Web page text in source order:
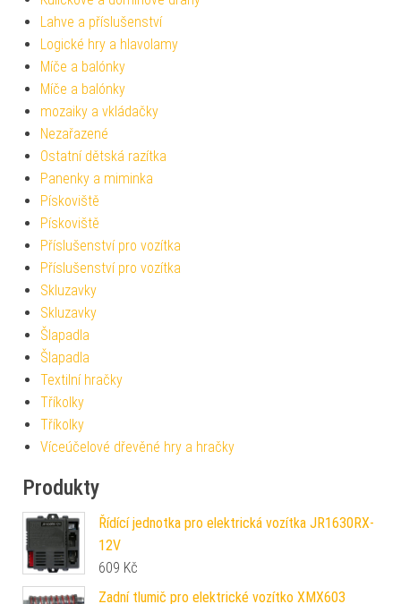
Lahve a příslušenství
Logické hry a hlavolamy
Míče a balónky
Míče a balónky
mozaiky a vkládačky
Nezařazené
Ostatní dětská razítka
Panenky a miminka
Pískoviště
Pískoviště
Příslušenství pro vozítka
Příslušenství pro vozítka
Skluzavky
Skluzavky
Šlapadla
Šlapadla
Textilní hračky
Tříkolky
Tříkolky
Víceúčelové dřevěné hry a hračky
Produkty
Řídící jednotka pro elektrická vozítka JR1630RX-
12V
609 Kč
Zadní tlumič pro elektrické vozítko XMX603